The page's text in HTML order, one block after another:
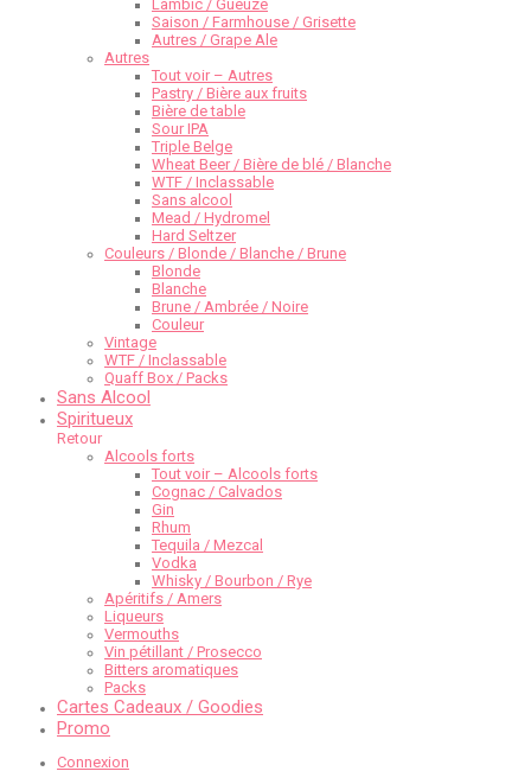
Lambic / Gueuze
Saison / Farmhouse / Grisette
Autres / Grape Ale
Autres
Tout voir – Autres
Pastry / Bière aux fruits
Bière de table
Sour IPA
Triple Belge
Wheat Beer / Bière de blé / Blanche
WTF / Inclassable
Sans alcool
Mead / Hydromel
Hard Seltzer
Couleurs / Blonde / Blanche / Brune
Blonde
Blanche
Brune / Ambrée / Noire
Couleur
Vintage
WTF / Inclassable
Quaff Box / Packs
Sans Alcool
Spiritueux
Retour
Alcools forts
Tout voir – Alcools forts
Cognac / Calvados
Gin
Rhum
Tequila / Mezcal
Vodka
Whisky / Bourbon / Rye
Apéritifs / Amers
Liqueurs
Vermouths
Vin pétillant / Prosecco
Bitters aromatiques
Packs
Cartes Cadeaux / Goodies
Promo
Connexion